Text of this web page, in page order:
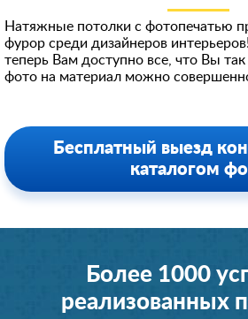
Натяжные потолки с фотопечатью
фурор среди дизайнеров
теперь Вам доступно все, что Вы
фото на материал можно
Бесплатный выезд
каталогом
Более 1000
реализованных